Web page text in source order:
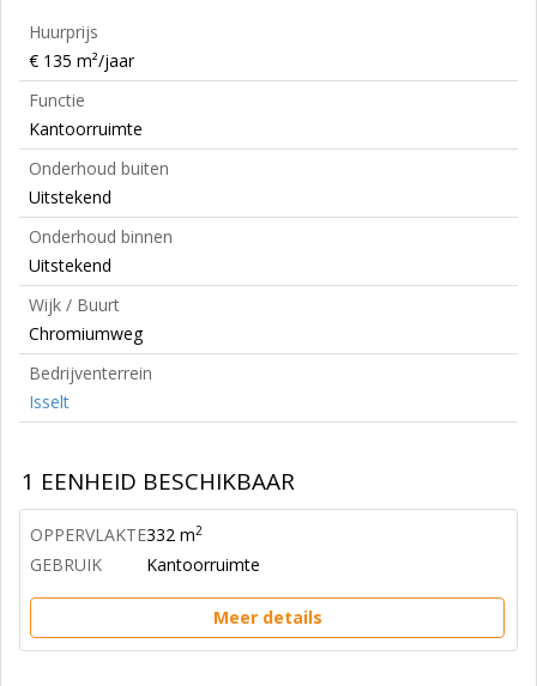
Huurprijs
€ 135 m²/jaar
Functie
Kantoorruimte
Onderhoud buiten
Uitstekend
Onderhoud binnen
Uitstekend
Wijk / Buurt
Chromiumweg
Bedrijventerrein
Isselt
1 EENHEID BESCHIKBAAR
OPPERVLAKTE332 m2
GEBRUIK Kantoorruimte
Meer details